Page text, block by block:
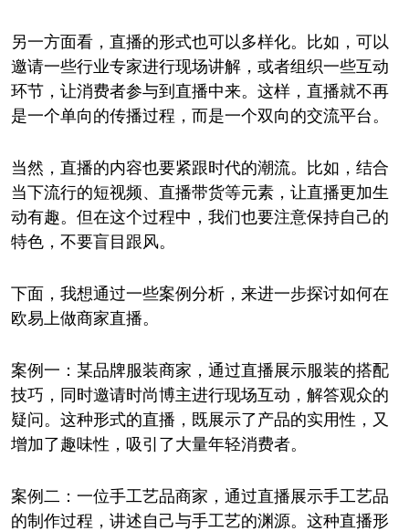
另一方面看，直播的形式也可以多样化。比如，可以
邀请一些行业专家进行现场讲解，或者组织一些互动
环节，让消费者参与到直播中来。这样，直播就不再
是一个单向的传播过程，而是一个双向的交流平台。
当然，直播的内容也要紧跟时代的潮流。比如，结合
当下流行的短视频、直播带货等元素，让直播更加生
动有趣。但在这个过程中，我们也要注意保持自己的
特色，不要盲目跟风。
下面，我想通过一些案例分析，来进一步探讨如何在
欧易上做商家直播。
案例一：某品牌服装商家，通过直播展示服装的搭配
技巧，同时邀请时尚博主进行现场互动，解答观众的
疑问。这种形式的直播，既展示了产品的实用性，又
增加了趣味性，吸引了大量年轻消费者。
案例二：一位手工艺品商家，通过直播展示手工艺品
的制作过程，讲述自己与手工艺的渊源。这种直播形